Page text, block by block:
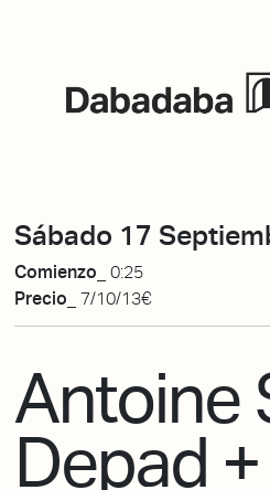
Sábado 17
Comienzo_ 0:25
Precio_ 7/10/13€
Antoine
Depad +